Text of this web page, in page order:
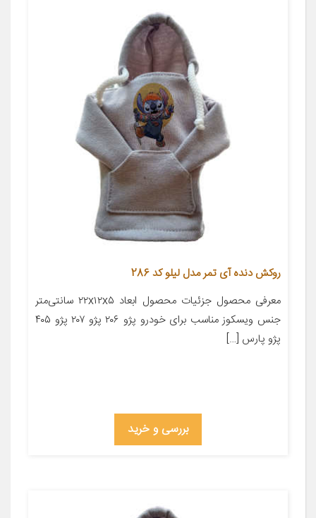
روکش دنده آی تمر مدل لیلو کد 286
معرفی محصول جزئیات محصول ابعاد ۲۲x۱۲x۵ سانتی‌متر
جنس ویسکوز مناسب برای خودرو پژو ۲۰۶ پژو ۲۰۷ پژو ۴۰۵
پژو پارس […]
بررسی و خرید